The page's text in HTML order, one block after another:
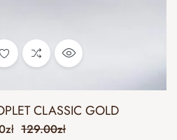
CLASSIC GOLD
129.00zł
zł